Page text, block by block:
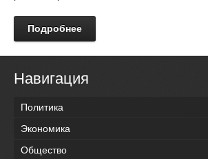
Подробнее
Навигация
Политика
Экономика
Общество